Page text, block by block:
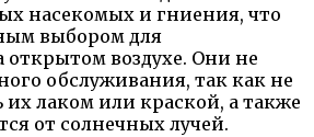
насекомых и гниения, что
выбором для
открытом воздухе. Они не
обслуживания, так как не
лаком или краской, а также
от солнечных лучей.